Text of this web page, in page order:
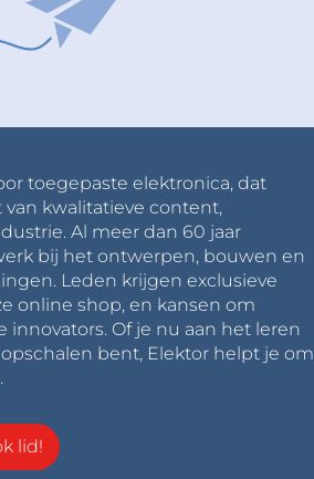
toegepaste elektronica, dat
kwalitatieve content,
Al meer dan 60 jaar
bij het ontwerpen, bouwen en
Leden krijgen exclusieve
online shop, en kansen om
Of je nu aan het leren
bent, Elektor helpt je om
lid!